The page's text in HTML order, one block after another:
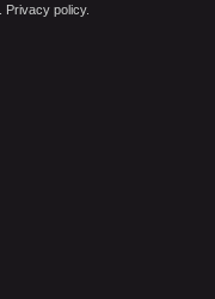
Privacy policy.